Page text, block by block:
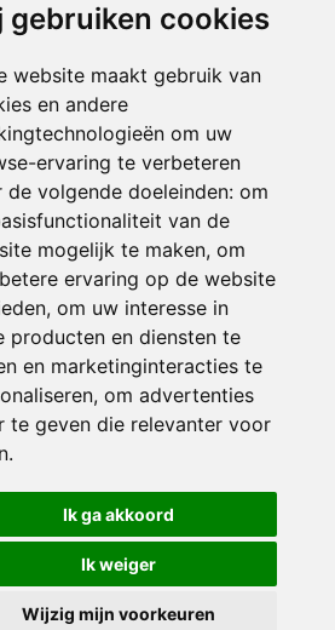
gebruiken cookies
website maakt gebruik van
en andere
om uw
ervaring te verbeteren
de volgende doeleinden: om
van de
mogelijk te maken, om
ervaring op de website
, om uw interesse in
producten en diensten te
en marketinginteracties te
, om advertenties
te geven die relevanter voor
.
Ik ga akkoord
Ik weiger
Wijzig mijn voorkeuren
Leegmaken
Kelder
beringen
Leegmaken
Kelder
berlingen
Leegmaken
Kelder
beverst
Leegmaken
Kelder bilzen
Leegmaken
binderveld
Leegmaken
boekhout